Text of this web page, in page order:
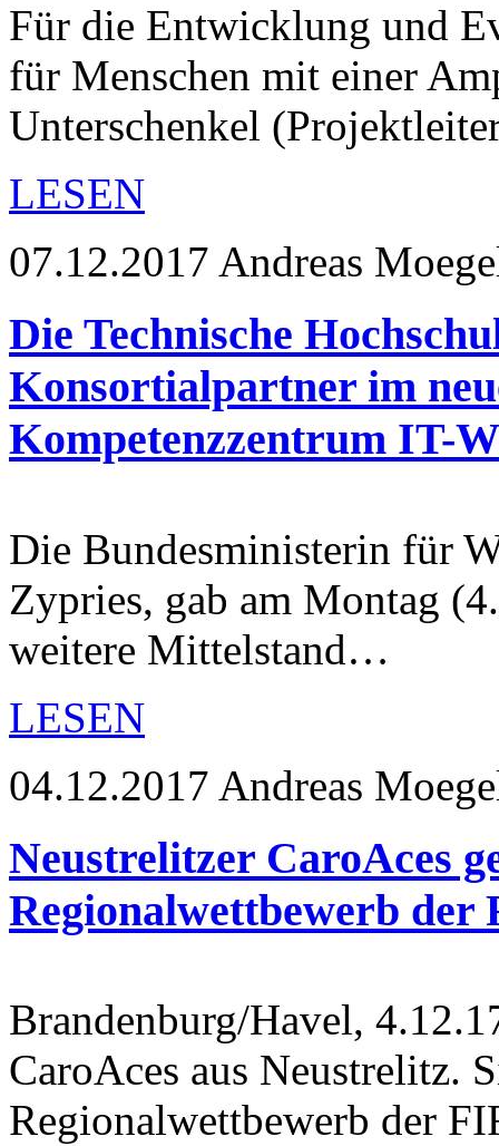
Für die Entwicklung und
für Menschen mit einer
Unterschenkel
LESEN
07.12.2017 Andreas
Die Technische
Konsortialpartner im
Kompetenzzentrum IT-
Die Bundesministerin für
Zypries, gab am Montag
weitere Mittelstand…
LESEN
04.12.2017 Andreas
Neustrelitzer CaroAces
Regionalwettbewerb der
Brandenburg/Havel,
CaroAces aus Neustrelitz.
Regionalwettbewerb der